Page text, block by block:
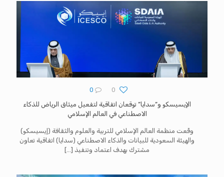
0
0
الإيسيسكو و”سدايا” توقعان اتفاقية لتفعيل ميثاق الرياض للذكاء
الاصطناعي في العالم الإسلامي
وقّعت منظمة العالم الإسلامي للتربية والعلوم والثقافة (إيسيسكو)
والهيئة السعودية للبيانات والذكاء الاصطناعي (سدايا) اتفاقية تعاون
مشترك بهدف اعتماد وتنفيذ […]